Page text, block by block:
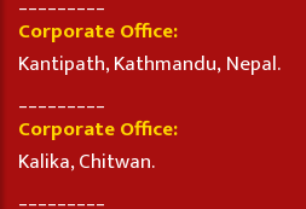
Corporate Office:
Kantipath, Kathmandu, Nepal.
Corporate Office:
Kalika, Chitwan.